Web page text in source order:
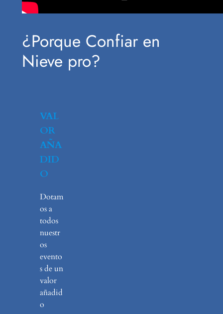
¿Porque Confiar en
Nieve pro?
VAL
OR
AÑA
DID
O
Dotam
os a
todos
nuestr
os
evento
s de un
valor
añadid
o